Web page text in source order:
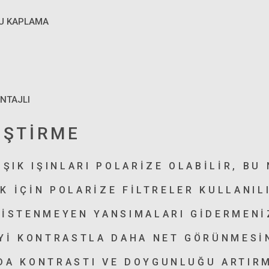
KAPLAMA
IŞINLARI POLARIZE OLABILIR, BU
IÇIN POLARIZE FILTRELER
YANSIMALARI
KONTRASTLA DAHA NET
KONTRASTI VE DOYGUNLUĞU